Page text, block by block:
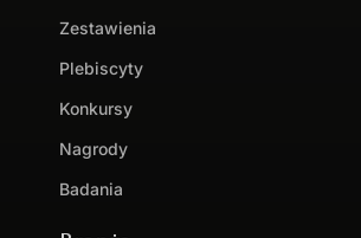
Zestawienia
Plebiscyty
Konkursy
Nagrody
Badania